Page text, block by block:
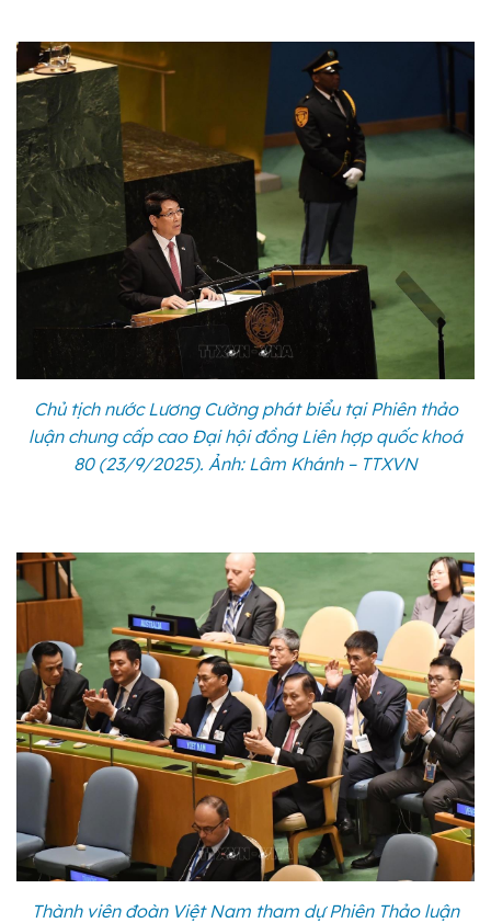
Chủ tịch nước Lương Cường phát biểu tại Phiên thảo
luận chung cấp cao Đại hội đồng Liên hợp quốc khoá
80 (23/9/2025). Ảnh: Lâm Khánh – TTXVN
Thành viên đoàn Việt Nam tham dự Phiên Thảo luận